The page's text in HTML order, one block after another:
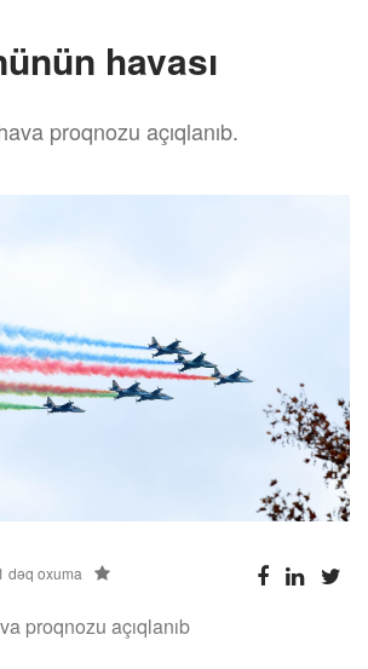
havası
proqnozu açıqlanıb.
dəq oxuma
proqnozu açıqlanıb